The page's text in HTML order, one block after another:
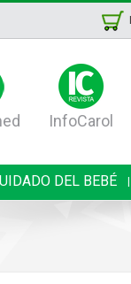
InfoCarol
DEL BEBÉ